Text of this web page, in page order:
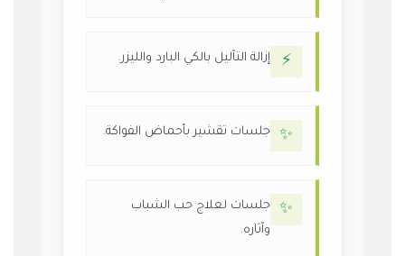
⚡ إزالة التآليل بالكي البارد والليزر.
✨ جلسات تقشير بأحماض الفواكة.
✨
جلسات لعلاج حب الشباب
وآثاره.